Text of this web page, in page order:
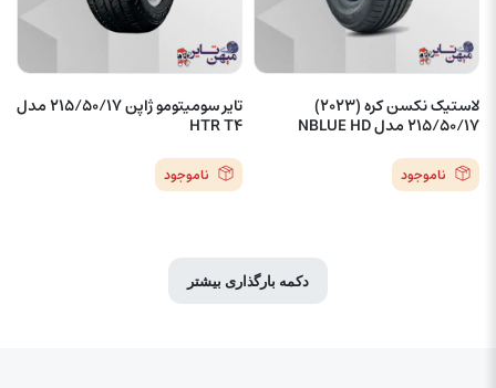
لاستیک نکسن کره (2023)
215/50/17 مدل NBLUE HD
ناموجود
تایر سومیتومو ژاپن 215/50/17 مدل
HTR T4
ناموجود
دکمه بارگذاری بیشتر